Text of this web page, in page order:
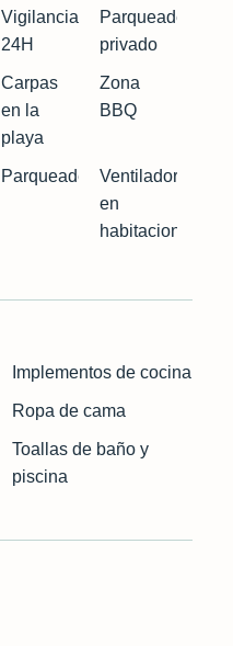
Vigilancia
24H
Parqueadero
privado
Carpas
en la
playa
Zona
BBQ
ParqueaderoVentiladores
en
habitaciones
Implementos de cocina
Ropa de cama
Toallas de baño y
piscina